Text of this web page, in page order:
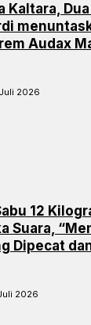
Kaltara,
Audax
2026
12
Suara,
Dipecat
2026